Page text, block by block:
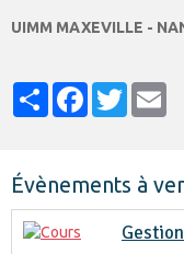
UIMM MAXEVILLE -
PartagerFacebook
Twitter
Évènements à